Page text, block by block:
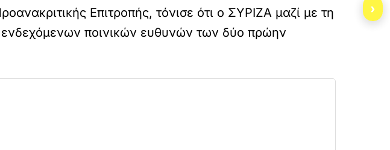
Επιτροπής, τόνισε ότι ο ΣΥΡΙΖΑ μαζί με τη
ποινικών ευθυνών των δύο πρώην
›